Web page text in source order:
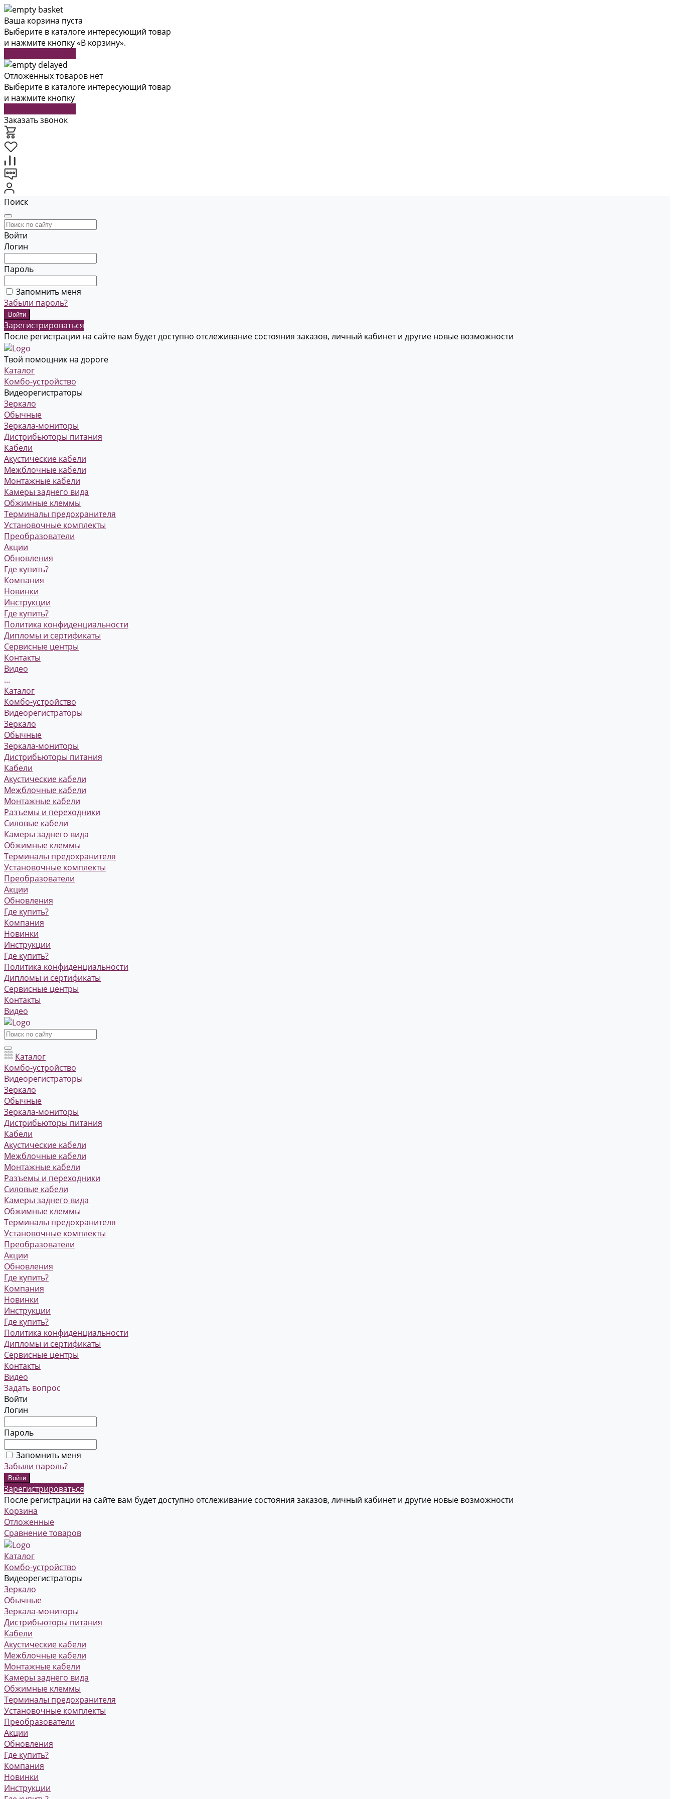
Ваша корзина пуста
Выберите в каталоге интересующий товар
и нажмите кнопку «В корзину».
Отложенных товаров нет
Выберите в каталоге интересующий товар
и нажмите кнопку
Заказать звонок
Поиск
Войти
Логин
Пароль
Запомнить меня
Забыли пароль?
Зарегистрироваться
После регистрации на сайте вам будет доступно отслеживание состояния заказов, личный кабинет и другие новые возможности
Твой помощник на дороге
Каталог
Комбо-устройство
Видеорегистраторы
Зеркало
Обычные
Зеркала-мониторы
Дистрибьюторы питания
Кабели
Акустические кабели
Межблочные кабели
Монтажные кабели
Камеры заднего вида
Обжимные клеммы
Терминалы предохранителя
Установочные комплекты
Преобразователи
Акции
Обновления
Где купить?
Компания
Новинки
Инструкции
Где купить?
Политика конфиденциальности
Дипломы и сертификаты
Сервисные центры
Контакты
Видео
...
Каталог
Комбо-устройство
Видеорегистраторы
Зеркало
Обычные
Зеркала-мониторы
Дистрибьюторы питания
Кабели
Акустические кабели
Межблочные кабели
Монтажные кабели
Разъемы и переходники
Силовые кабели
Камеры заднего вида
Обжимные клеммы
Терминалы предохранителя
Установочные комплекты
Преобразователи
Акции
Обновления
Где купить?
Компания
Новинки
Инструкции
Где купить?
Политика конфиденциальности
Дипломы и сертификаты
Сервисные центры
Контакты
Видео
Каталог
Комбо-устройство
Видеорегистраторы
Зеркало
Обычные
Зеркала-мониторы
Дистрибьюторы питания
Кабели
Акустические кабели
Межблочные кабели
Монтажные кабели
Разъемы и переходники
Силовые кабели
Камеры заднего вида
Обжимные клеммы
Терминалы предохранителя
Установочные комплекты
Преобразователи
Акции
Обновления
Где купить?
Компания
Новинки
Инструкции
Где купить?
Политика конфиденциальности
Дипломы и сертификаты
Сервисные центры
Контакты
Видео
Задать вопрос
Войти
Логин
Пароль
Запомнить меня
Забыли пароль?
Зарегистрироваться
После регистрации на сайте вам будет доступно отслеживание состояния заказов, личный кабинет и другие новые возможности
Корзина
Отложенные
Сравнение товаров
Каталог
Комбо-устройство
Видеорегистраторы
Зеркало
Обычные
Зеркала-мониторы
Дистрибьюторы питания
Кабели
Акустические кабели
Межблочные кабели
Монтажные кабели
Камеры заднего вида
Обжимные клеммы
Терминалы предохранителя
Установочные комплекты
Преобразователи
Акции
Обновления
Где купить?
Компания
Новинки
Инструкции